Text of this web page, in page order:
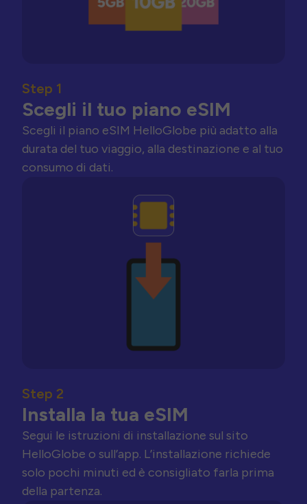
Step 1
Scegli il tuo piano eSIM
Scegli il piano eSIM HelloGlobe più adatto alla
durata del tuo viaggio, alla destinazione e al tuo
consumo di dati.
Step 2
Installa la tua eSIM
Segui le istruzioni di installazione sul sito
HelloGlobe o sull’app. L’installazione richiede
solo pochi minuti ed è consigliato farla prima
della partenza.